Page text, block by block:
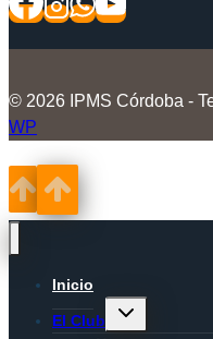
© 2026 IPMS Córdoba -
WP
Inicio
El Club
Alternar